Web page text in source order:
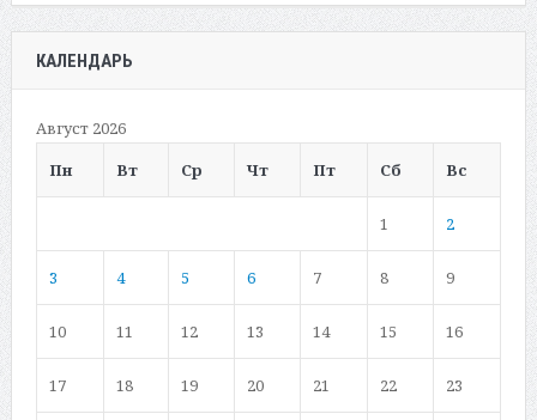
КАЛЕНДАРЬ
Август 2026
Пн
Вт Ср Чт Пт Сб Вс
1 2
3 4 5 6 7 8 9
10 11 12 13 14 15 16
17 18 19 20 21 22 23